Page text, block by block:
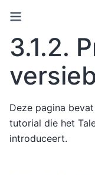
3.1.2.
Deze pagina
tutorial die het
introduceert.